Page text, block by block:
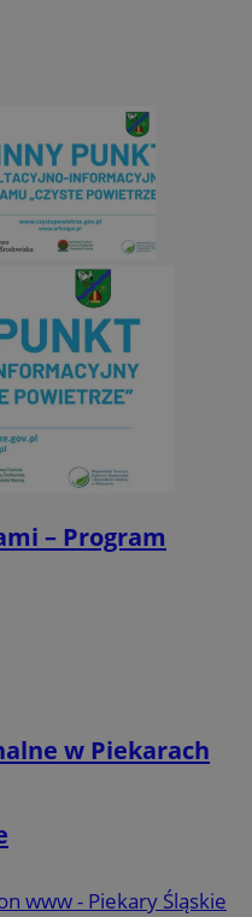
– Program
w Piekarach
www - Piekary Śląskie